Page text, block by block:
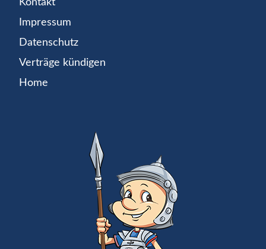
Impressum
Datenschutz
Verträge kündigen
Home